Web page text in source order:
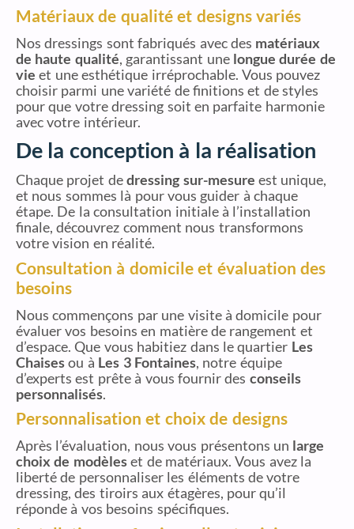
Matériaux de qualité et designs variés
Nos dressings sont fabriqués avec des matériaux
de haute qualité, garantissant une longue durée de
vie et une esthétique irréprochable. Vous pouvez
choisir parmi une variété de finitions et de styles
pour que votre dressing soit en parfaite harmonie
avec votre intérieur.
De la conception à la réalisation
Chaque projet dedressing sur-mesure est unique,
et nous sommes là pour vous guider à chaque
étape. De la consultation initiale à l’installation
finale, découvrez comment nous transformons
votre vision en réalité.
Consultation à domicile et évaluation des
besoins
Nous commençons par une visite à domicile pour
évaluer vos besoins en matière de rangement et
d’espace. Que vous habitiez dans le quartier Les
Chaisesou à Les 3 Fontaines, notre équipe
d’experts est prête à vous fournir des conseils
personnalisés.
Personnalisation et choix de designs
Après l’évaluation, nous vous présentons un large
choix de modèleset de matériaux. Vous avez la
liberté de personnaliser les éléments de votre
dressing, des tiroirs aux étagères, pour qu’il
réponde à vos besoins spécifiques.